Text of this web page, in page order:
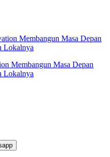
Membangun Masa Depan
Lokalnya